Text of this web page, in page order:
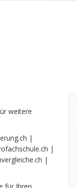
weitere
|
|
|